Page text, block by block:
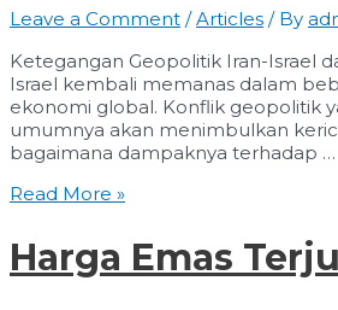
Leave a Comment /Articles / By
Ketegangan Geopolitik Iran-Israel
Israel kembali memanas dalam
ekonomi global. Konflik geopolitik
umumnya akan menimbulkan
bagaimana dampaknya terhadap …
Iran-
Memanas,
Bagaimana
Dampaknya
Read More »
Harga Emas